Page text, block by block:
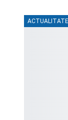
ACTUALITATE